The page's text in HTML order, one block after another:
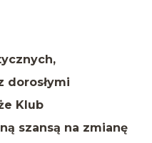
dorosłymi
Klub
szansą na zmianę